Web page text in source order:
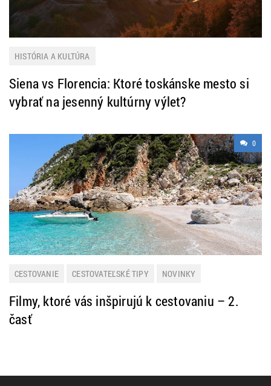
HISTÓRIA A KULTÚRA
Siena vs Florencia: Ktoré toskánske mesto si
vybrať na jesenný kultúrny výlet?
0
CESTOVANIE CESTOVATEĽSKÉ TIPY NOVINKY
Filmy, ktoré vás inšpirujú k cestovaniu – 2.
časť